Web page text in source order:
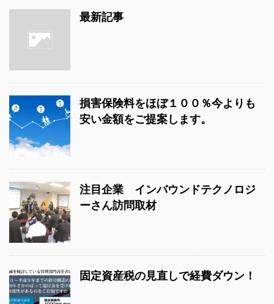
最新記事
損害保険料をほぼ１００％今よりも
安い金額をご提案します。
注目企業 インバウンドテクノロジ
ーさん訪問取材
固定資産税の見直しで経費ダウン！